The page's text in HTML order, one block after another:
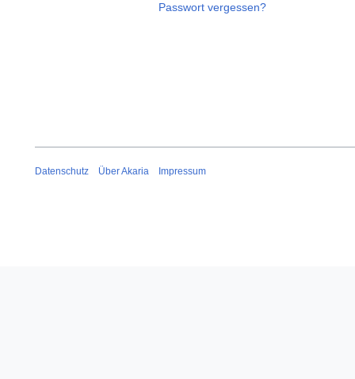
Passwort vergessen?
Datenschutz Über Akaria Impressum